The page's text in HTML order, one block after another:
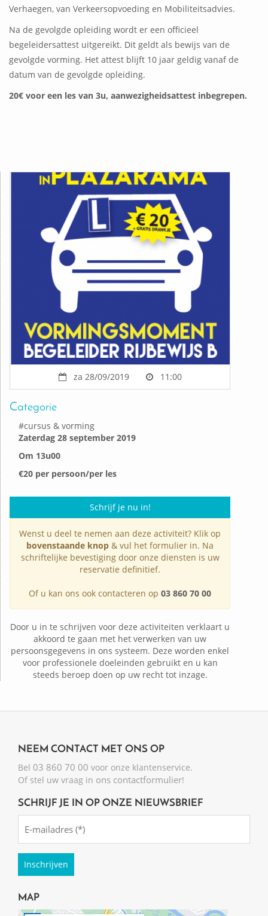
Verhaegen, van Verkeersopvoeding en Mobiliteitsadvies.
Na de gevolgde opleiding wordt er een officieel
begeleidersattest uitgereikt. Dit geldt als bewijs van de
gevolgde vorming. Het attest blijft 10 jaar geldig vanaf de
datum van de gevolgde opleiding.
20€ voor een les van 3u, aanwezigheidsattest inbegrepen.
za 28/09/2019 11:00
Categorie
#cursus & vorming
Zaterdag 28 september 2019
Om 13u00
€20 per persoon/per les
Schrijf je nu in!
Wenst u deel te nemen aan deze activiteit? Klik op
bovenstaande knop & vul het formulier in. Na
schriftelijke bevestiging door onze diensten is uw
reservatie definitief.
Of u kan ons ook contacteren op 03 860 70 00
Door u in te schrijven voor deze activiteiten verklaart u
akkoord te gaan met het verwerken van uw
persoonsgegevens in ons systeem. Deze worden enkel
voor professionele doeleinden gebruikt en u kan
steeds beroep doen op uw recht tot inzage.
NEEM CONTACT MET ONS OP
Bel 03 860 70 00 voor onze klantenservice.
Of stel uw vraag in ons contactformulier!
SCHRIJF JE IN OP ONZE NIEUWSBRIEF
(Required)
MAP